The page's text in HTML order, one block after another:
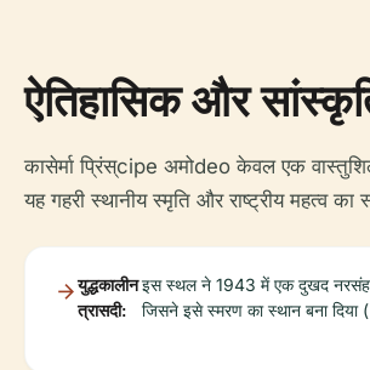
ऐतिहासिक और
कासेर्मा प्रिंस्cipe अमोdeo केवल एक
यह गहरी स्थानीय स्मृति और राष्ट्रीय महत्व का
युद्धकालीन
त्रासदी:
इस स्थल ने 1943 में एक दुखद
जिसने इसे स्मरण का स्थान बना दिया (